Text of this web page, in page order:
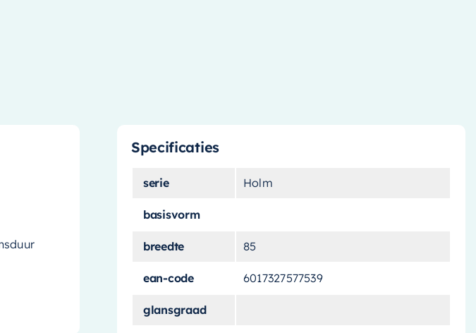
Specificaties
serie Holm
basisvorm
breedte 85
ean-code 6017327577539
glansgraad